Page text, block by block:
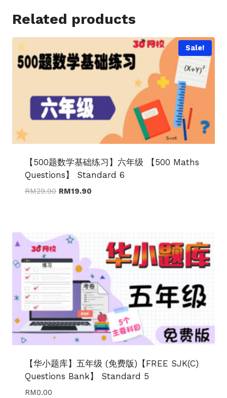
Related products
Sale!
【500题数学基础练习】六年级 【500 Maths
Questions】 Standard 6
RM29.90 Original
RM19.90Current
【华小题库】五年级 (免费版)【FREE SJK(C)
Questions Bank】 Standard 5
RM0.00